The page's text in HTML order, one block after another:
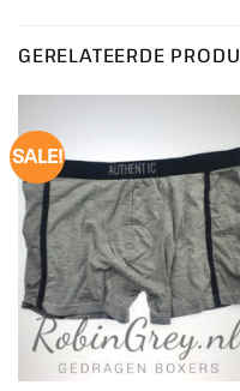
GERELATEERDE
SALE!